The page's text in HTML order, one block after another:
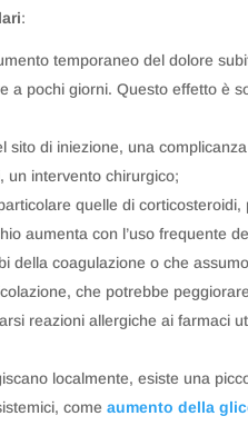
:
temporaneo del dolore
pochi giorni. Questo effetto è
sito di iniezione, una
un intervento chirurgico;
quelle di
aumenta con l’uso frequente
della coagulazione o che
che potrebbe
reazioni allergiche ai farmaci
localmente, esiste una
comeaumento della